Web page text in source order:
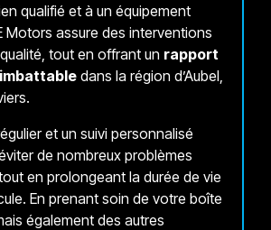
qualifié et à un équipement
Motors assure des interventions
tout en offrant un rapport
dans la région d’Aubel,
et un suivi personnalisé
de nombreux problèmes
en prolongeant la durée de vie
En prenant soin de votre boîte
également des autres